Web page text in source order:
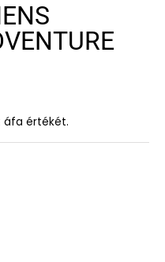
áfa értékét.